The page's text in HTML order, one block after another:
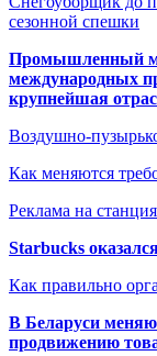
сезонной спешки
Промышленный
международных
крупнейшая
Воздушно-
Как меняются
Реклама на
Starbucks
Как правильно
В Беларуси
продвижению